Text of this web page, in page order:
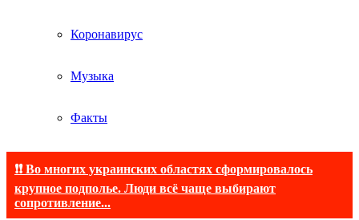
Коронавирус
Музыка
Факты
❗❗ Во многих украинских областях сформировалось
крупное подполье. Люди всё чаще выбирают
сопротивление...